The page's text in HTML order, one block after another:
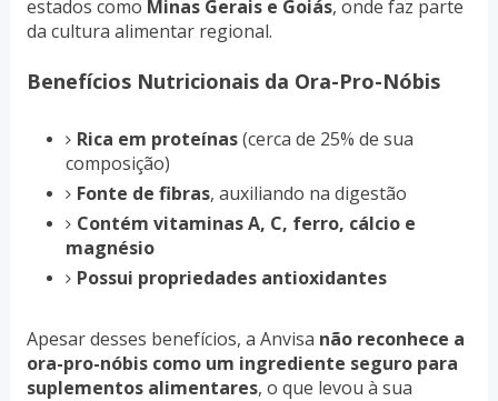
estados como Minas Gerais e Goiás, onde faz parte
da cultura alimentar regional.
Benefícios Nutricionais da Ora-Pro-Nóbis
Rica em proteínas(cerca de 25% de sua
composição)
Fonte de fibras, auxiliando na digestão
Contém vitaminas A, C, ferro, cálcio e
magnésio
Possui propriedades antioxidantes
Apesar desses benefícios, a Anvisa não reconhece a
ora-pro-nóbis como um ingrediente seguro para
suplementos alimentares, o que levou à sua